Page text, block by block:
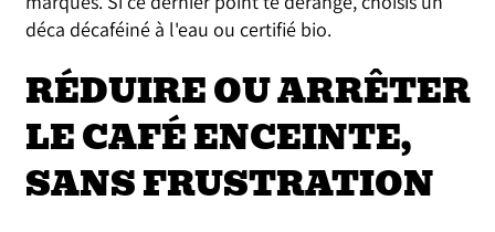
déca décaféiné à l'eau ou certifié bio.
RÉDUIRE OU ARRÊTER
LE CAFÉ ENCEINTE,
SANS FRUSTRATION